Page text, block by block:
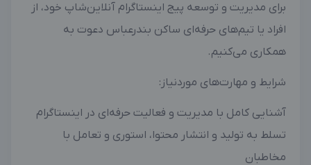
برای مدیریت و توسعه پیج اینستاگرام آنلاین‌شاپ خود، از
افراد یا تیم‌های حرفه‌ای ساکن بندرعباس دعوت به
همکاری می‌کنیم.
شرایط و مهارت‌های موردنیاز:
آشنایی کامل با مدیریت و فعالیت حرفه‌ای در اینستاگرام
تسلط به تولید و انتشار محتوا، استوری و تعامل با
مخاطبان